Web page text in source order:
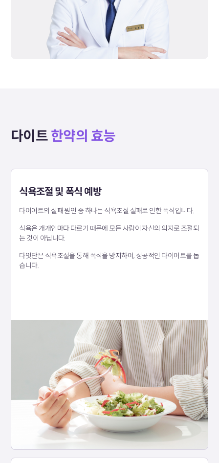
다이트 한약의 효능
식욕조절 및 폭식 예방
다이어트의 실패 원인 중 하나는 식욕조절 실패로 인한 폭식입니다.
식욕은 개개인마다 다르기 때문에 모든 사람이 자신의 의지로 조절되
는 것이 아닙니다.
다잇단은 식욕조절을 통해 폭식을 방지하여, 성공적인 다이어트를 돕
습니다.